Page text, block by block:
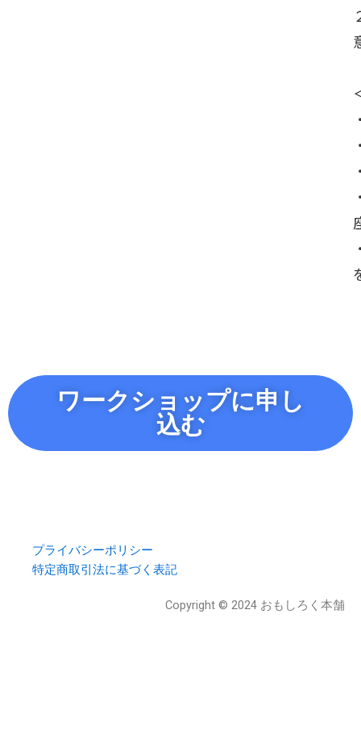
ワークショップに申し
込む
プライバシーポリシー
特定商取引法に基づく表記
Copyright © 2024 おもしろく本舗